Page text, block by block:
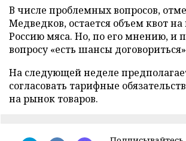
В числе проблемных вопросов,
Медведков, остается объем квот
Россию мяса. Но, по его мнению, и
вопросу «есть шансы
На следующей неделе
согласовать тарифные
на рынок товаров.